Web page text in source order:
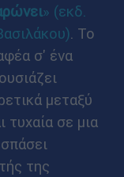
» (εκδ.
. Το
σ' ένα
μεταξύ
τυχαία σε μια
της